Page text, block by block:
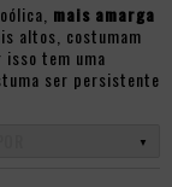
mais amarga
altos, costumam
tem uma
ser persistente